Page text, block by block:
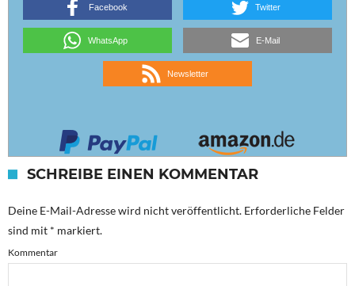
Facebook Twitter
WhatsApp E-Mail
Newsletter
SCHREIBE EINEN KOMMENTAR
Deine E-Mail-Adresse wird nicht veröffentlicht. Erforderliche Felder
sind mit * markiert.
Kommentar